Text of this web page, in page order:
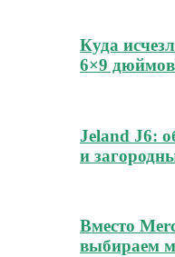
Куда
6×9
Jeland J6:
и
Вместо
выбираем